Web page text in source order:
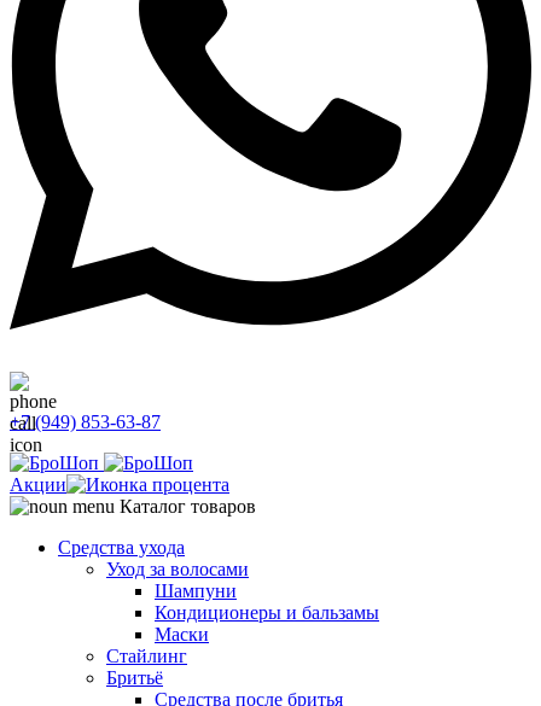
+7 (949) 853-63-87
Акции
Каталог товаров
Средства ухода
Уход за волосами
Шампуни
Кондиционеры и бальзамы
Маски
Стайлинг
Бритьё
Средства после бритья